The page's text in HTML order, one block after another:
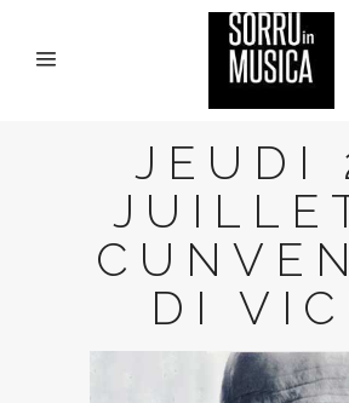
JEUDI
DI